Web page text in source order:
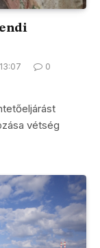
0
vétség